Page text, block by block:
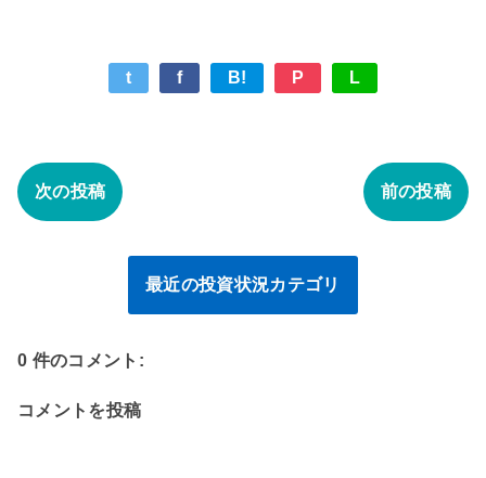
t f B! P L
次の投稿 前の投稿
最近の投資状況カテゴリ
0 件のコメント:
コメントを投稿